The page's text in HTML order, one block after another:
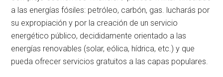
a las energías fósiles: petróleo, carbón, gas. lucharás por
su expropiación y por la creación de un servicio
energético público, decididamente orientado a las
energías renovables (solar, eólica, hídrica, etc.) y que
pueda ofrecer servicios gratuitos a las capas populares.